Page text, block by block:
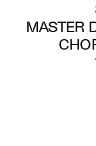
MASTER